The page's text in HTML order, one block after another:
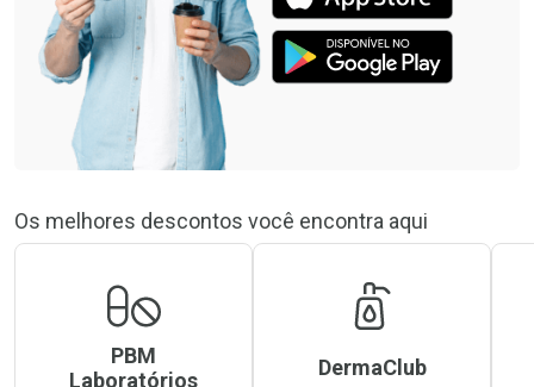
Os melhores descontos você encontra aqui
PBM
Laboratórios
DermaClub